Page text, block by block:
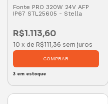
Fonte PRO 320W 24V AFP
IP67 STL25605 - Stella
R$1.113,60
10 x de R$111,36 sem juros
3 em estoque